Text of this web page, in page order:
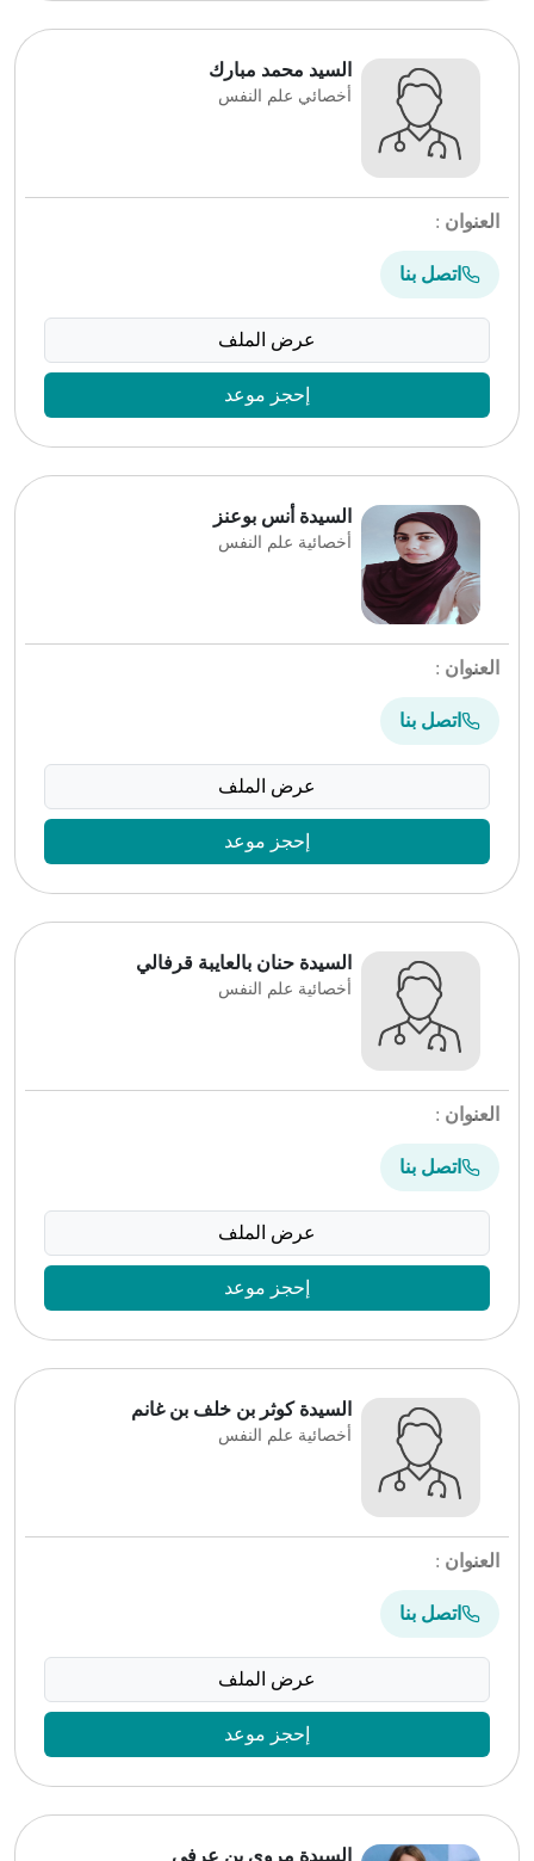
السيد محمد مبارك
أخصائي علم النفس
العنوان :
اتصل بنا
عرض الملف
إحجز موعد
السيدة أنس بوعنز
أخصائية علم النفس
العنوان :
اتصل بنا
عرض الملف
إحجز موعد
السيدة حنان بالعايبة قرفالي
أخصائية علم النفس
العنوان :
اتصل بنا
عرض الملف
إحجز موعد
السيدة كوثر بن خلف بن غانم
أخصائية علم النفس
العنوان :
اتصل بنا
عرض الملف
إحجز موعد
السيدة مروى بن عرفي